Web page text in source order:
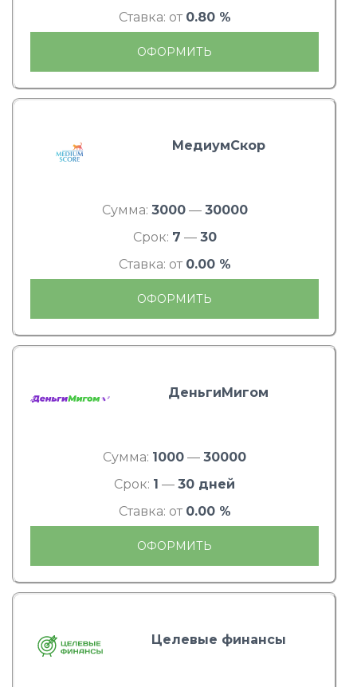
Ставка: от 0.80 %
ОФОРМИТЬ
МедиумСкор
Сумма: 3000— 30000
Срок: 7 — 30
Ставка: от 0.00 %
ОФОРМИТЬ
ДеньгиМигом
Сумма: 1000 — 30000
Срок: 1 — 30 дней
Ставка: от 0.00 %
ОФОРМИТЬ
Целевые финансы